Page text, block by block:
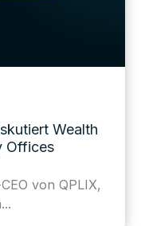
Wealth
Offices
von QPLIX,